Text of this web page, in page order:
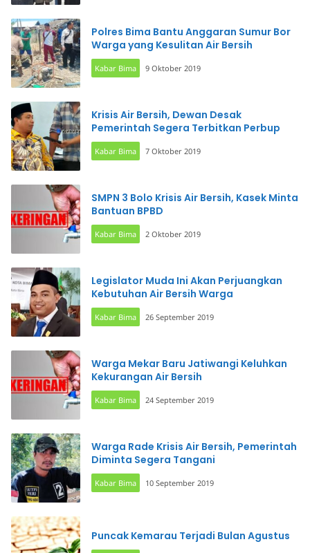
Polres Bima Bantu Anggaran Sumur Bor
Warga yang Kesulitan Air Bersih
Kabar Bima 9 Oktober 2019
Krisis Air Bersih, Dewan Desak
Pemerintah Segera Terbitkan Perbup
Kabar Bima 7 Oktober 2019
SMPN 3 Bolo Krisis Air Bersih, Kasek Minta
Bantuan BPBD
Kabar Bima 2 Oktober 2019
Legislator Muda Ini Akan Perjuangkan
Kebutuhan Air Bersih Warga
Kabar Bima 26 September 2019
Warga Mekar Baru Jatiwangi Keluhkan
Kekurangan Air Bersih
Kabar Bima 24 September 2019
Warga Rade Krisis Air Bersih, Pemerintah
Diminta Segera Tangani
Kabar Bima 10 September 2019
Puncak Kemarau Terjadi Bulan Agustus